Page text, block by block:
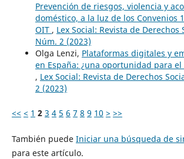
Prevención de riesgos, violencia y
doméstico, a la luz de los Convenios
OIT , Lex Social: Revista de Derechos
Núm. 2 (2023)
Olga Lenzi, Plataformas digitales y
en España: ¿una oportunidad para
, Lex Social: Revista de Derechos
2 (2023)
<< < 1 2 3 4 5 6 7 8 9 10 > >>
También puede Iniciar una búsqueda de
para este artículo.